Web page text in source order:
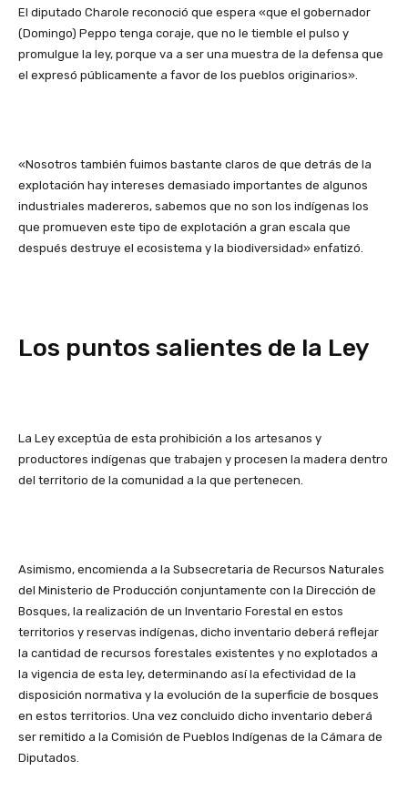
El diputado Charole reconoció que espera «que el gobernador
(Domingo) Peppo tenga coraje, que no le tiemble el pulso y
promulgue la ley, porque va a ser una muestra de la defensa que
el expresó públicamente a favor de los pueblos originarios».
«Nosotros también fuimos bastante claros de que detrás de la
explotación hay intereses demasiado importantes de algunos
industriales madereros, sabemos que no son los indígenas los
que promueven este tipo de explotación a gran escala que
después destruye el ecosistema y la biodiversidad» enfatizó.
Los puntos salientes de la Ley
La Ley exceptúa de esta prohibición a los artesanos y
productores indígenas que trabajen y procesen la madera dentro
del territorio de la comunidad a la que pertenecen.
Asimismo, encomienda a la Subsecretaria de Recursos Naturales
del Ministerio de Producción conjuntamente con la Dirección de
Bosques, la realización de un Inventario Forestal en estos
territorios y reservas indígenas, dicho inventario deberá reflejar
la cantidad de recursos forestales existentes y no explotados a
la vigencia de esta ley, determinando así la efectividad de la
disposición normativa y la evolución de la superficie de bosques
en estos territorios. Una vez concluido dicho inventario deberá
ser remitido a la Comisión de Pueblos Indígenas de la Cámara de
Diputados.